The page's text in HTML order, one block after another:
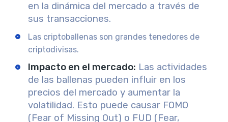
en la dinámica del mercado a través de
sus transacciones.
Las criptoballenas son grandes tenedores de
criptodivisas.
Impacto en el mercado: Las actividades
de las ballenas pueden influir en los
precios del mercado y aumentar la
volatilidad. Esto puede causar FOMO
(Fear of Missing Out) o FUD (Fear,